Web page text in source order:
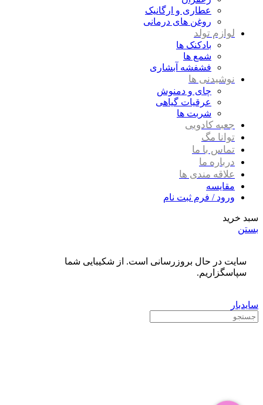
عطاری و ارگانیک
روغن های درمانی
لوازم تولد
بادکنک ها
شمع ها
فشفشه آبشاری
نوشیدنی ها
چای و دمنوش
عرقیات گیاهی
شربت ها
جعبه کادویی
توانا مگ
تماس با ما
درباره ما
علاقه مندی ها
مقایسه
ورود / فرم ثبت نام
سبد خرید
بستن
سایت در حال بروزرسانی است. از شکیبایی شما
سپاسگزاریم.
سایدبار